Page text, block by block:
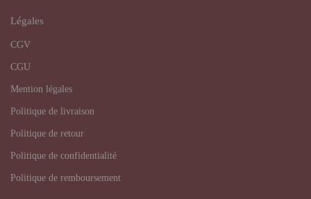
Légales
CGV
CGU
Mention légales
Politique de livraison
Politique de retour
Politique de confidentialité
Politique de remboursement